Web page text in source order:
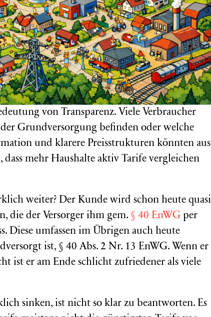
von Transparenz. Viele Verbraucher
Grundversorgung befinden oder welche
und klarere Preisstrukturen könnten aus
mehr Haushalte aktiv Tarife vergleichen
weiter? Der Kunde wird schon heute quasi
die der Versorger ihm gem. § 40 EnWG per
Diese umfassen im Übrigen auch heute
ist, § 40 Abs. 2 Nr. 13 EnWG. Wenn er
ist er am Ende schlicht zufriedener als viele
sinken, ist nicht so klar zu beantworten. Es